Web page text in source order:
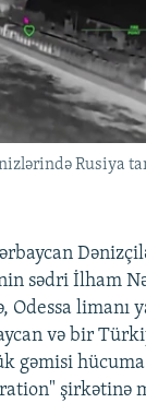
Rusiya
sədri İlham
Odessa limanı
və bir
gəmisi
şirkətinə